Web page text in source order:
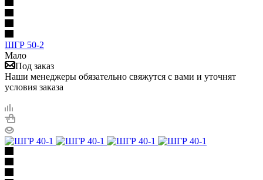
ШГР 50-2
Мало
Под заказ
Наши менеджеры обязательно свяжутся с вами и уточнят
условия заказа